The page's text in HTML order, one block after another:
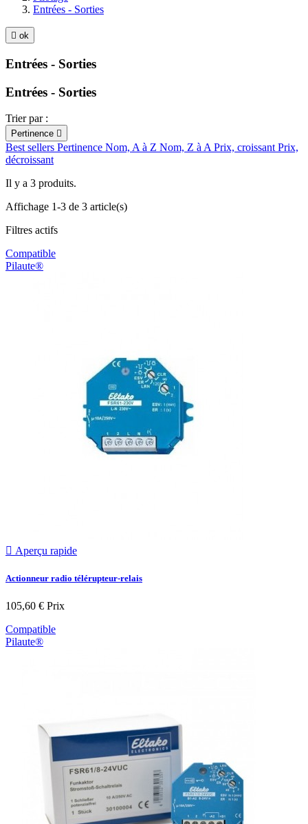
Entrées - Sorties
 ok
Entrées - Sorties
Entrées - Sorties
Trier par :
Pertinence 
Best sellers Pertinence Nom, A à Z Nom, Z à A Prix, croissant Prix,
décroissant
Il y a 3 produits.
Affichage 1-3 de 3 article(s)
Filtres actifs
Compatible
Pilaute®
 Aperçu rapide
Actionneur radio télérupteur-relais
105,60 € Prix
Compatible
Pilaute®